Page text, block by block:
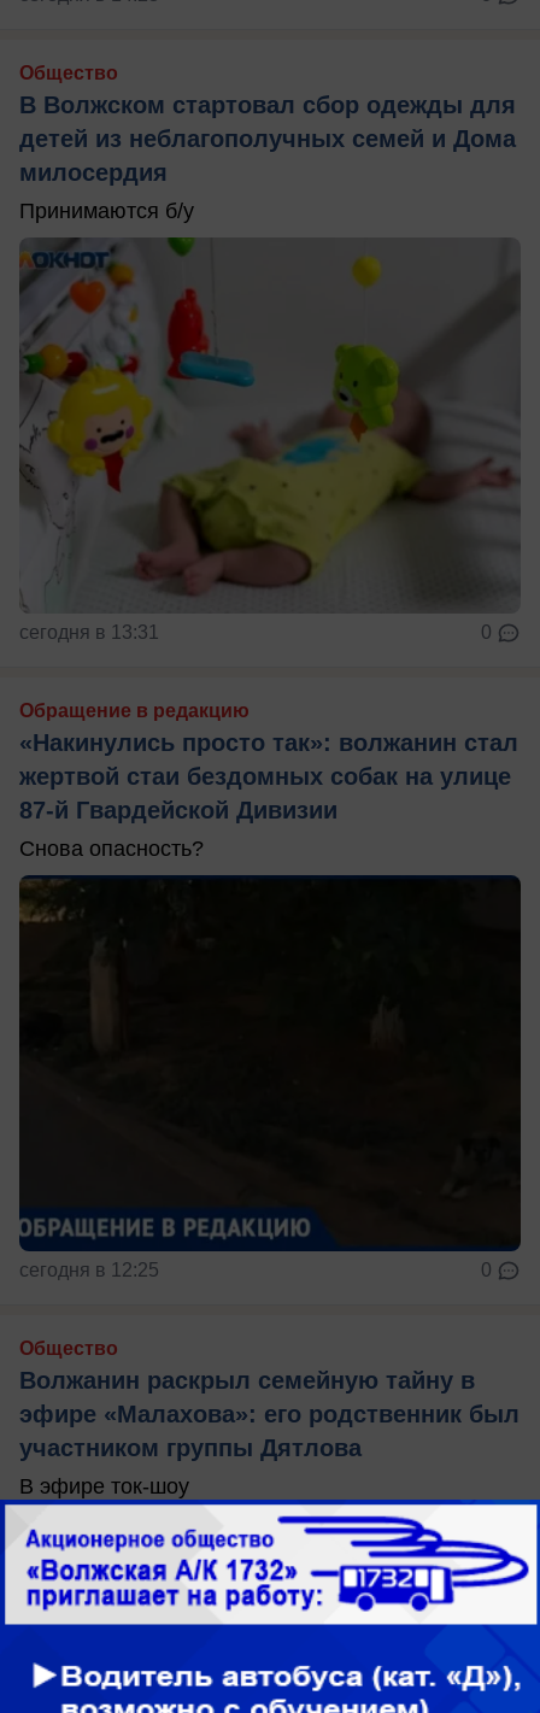
Общество
В Волжском стартовал сбор одежды для
детей из неблагополучных семей и Дома
милосердия
Принимаются б/у
сегодня в 13:31 0
Обращение в редакцию
«Накинулись просто так»: волжанин стал
жертвой стаи бездомных собак на улице
87-й Гвардейской Дивизии
Снова опасность?
сегодня в 12:25 0
Общество
Волжанин раскрыл семейную тайну в
эфире «Малахова»: его родственник был
участником группы Дятлова
В эфире ток-шоу